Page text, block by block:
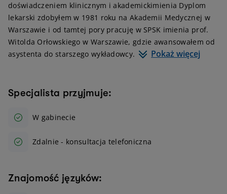
doświadczeniem klinicznym i akademickimienia Dyplom
lekarski zdobyłem w 1981 roku na Akademii Medycznej w
Warszawie i od tamtej pory pracuję w SPSK imienia prof.
Witolda Orłowskiego w Warszawie, gdzie awansowałem od
asystenta do starszego wykładowcy.
Pokaż więcej
Specjalista przyjmuje:
W gabinecie
Zdalnie - konsultacja telefoniczna
Znajomość języków: